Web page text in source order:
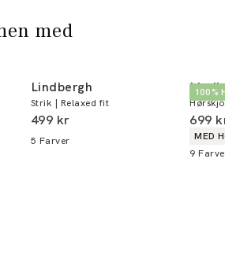
med
Lindbergh
Strik | Relaxed fit
I alt (inkl. rabat)
499 kr
5 Farver
100%
I alt
699
MED
9